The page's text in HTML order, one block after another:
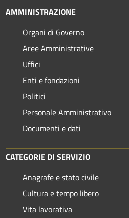
AMMINISTRAZIONE
Organi di Governo
Aree Amministrative
Uffici
Enti e fondazioni
Politici
Personale Amministrativo
Documenti e dati
CATEGORIE DI SERVIZIO
Anagrafe e stato civile
Cultura e tempo libero
Vita lavorativa